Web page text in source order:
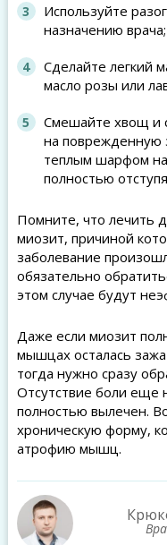
Используйте
назначению врача;
Сделайте легкий
масло розы или
Смешайте хвощ и
на поврежденную
теплым шарфом на
полностью
Помните, что лечить
миозит, причиной
заболевание
обязательно
этом случае будут
Даже если миозит
мышцах осталась
тогда нужно сразу
Отсутствие боли еще
полностью вылечен.
хроническую форму,
атрофию мышц.